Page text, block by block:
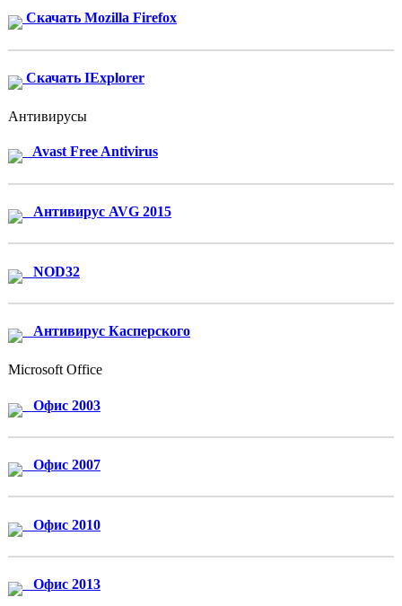
Скачать Mozilla Firefox
Скачать IExplorer
Антивирусы
Avast Free Antivirus
Антивирус AVG 2015
NOD32
Антивирус Касперского
Microsoft Office
Офис 2003
Офис 2007
Офис 2010
Офис 2013